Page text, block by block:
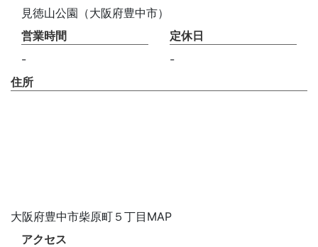
見徳山公園（大阪府豊中市）
営業時間
-
定休日
-
住所
大阪府豊中市柴原町５丁目MAP
アクセス